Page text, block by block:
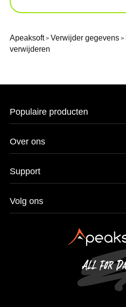
Apeaksoft> Verwijder gegevens >
verwijderen
Populaire producten
Over ons
Support
Volg ons